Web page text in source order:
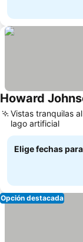
Howard
Vistas tranquilas al
lago artificial
Elige fechas
Opción destacada